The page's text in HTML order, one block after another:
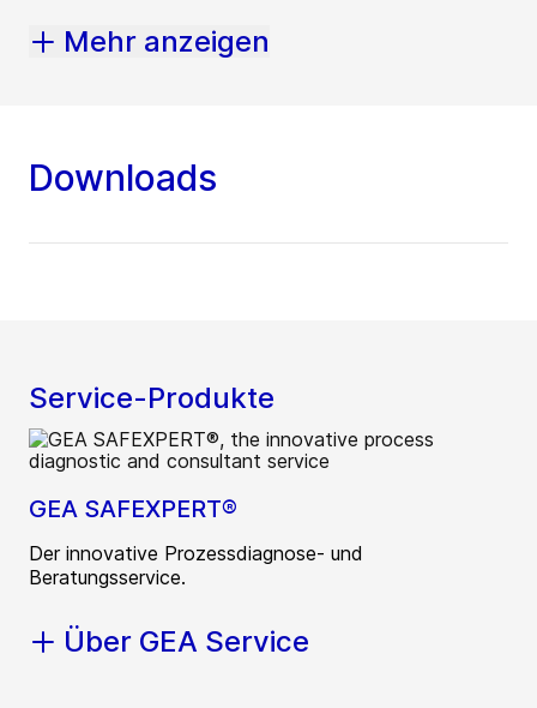
Mehr anzeigen
Downloads
Service-Produkte
GEA SAFEXPERT®
Der innovative Prozessdiagnose- und
Beratungsservice.
Über GEA Service